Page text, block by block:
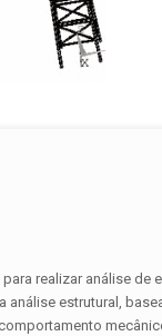
realizar análise de
análise estrutural,